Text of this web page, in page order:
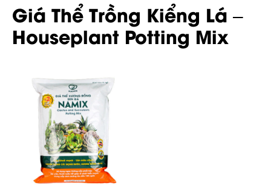
Giá Thể Trồng Kiểng Lá –
Houseplant Potting Mix